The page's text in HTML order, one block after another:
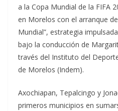
a la Copa Mundial de la FIFA
en Morelos con el arranque
Mundial”, estrategia
bajo la conducción de
través del Instituto del
de Morelos (Indem).
Axochiapan, Tepalcingo y
primeros municipios en